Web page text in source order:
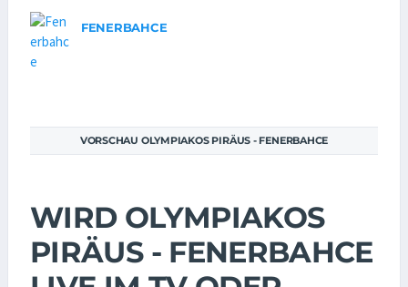
FENERBAHCE
VORSCHAU OLYMPIAKOS PIRÄUS - FENERBAHCE
WIRD OLYMPIAKOS
PIRÄUS - FENERBAHCE